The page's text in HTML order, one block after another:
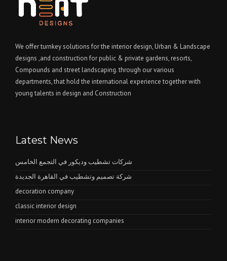
We offer turnkey solutions for the interior design, Urban & Landscape
designs ,and construction for public & private gardens, resorts,
Compounds and street landscaping. through our various
departments, that hold the international experience together with
young talents in design and Construction
Latest News
شركات تشطيب وديكور في التجمع الخامس
شركة تصميم وتشطيب في القاهرة الجديدة
decoration company
classic interior design
interior modern decorating companies